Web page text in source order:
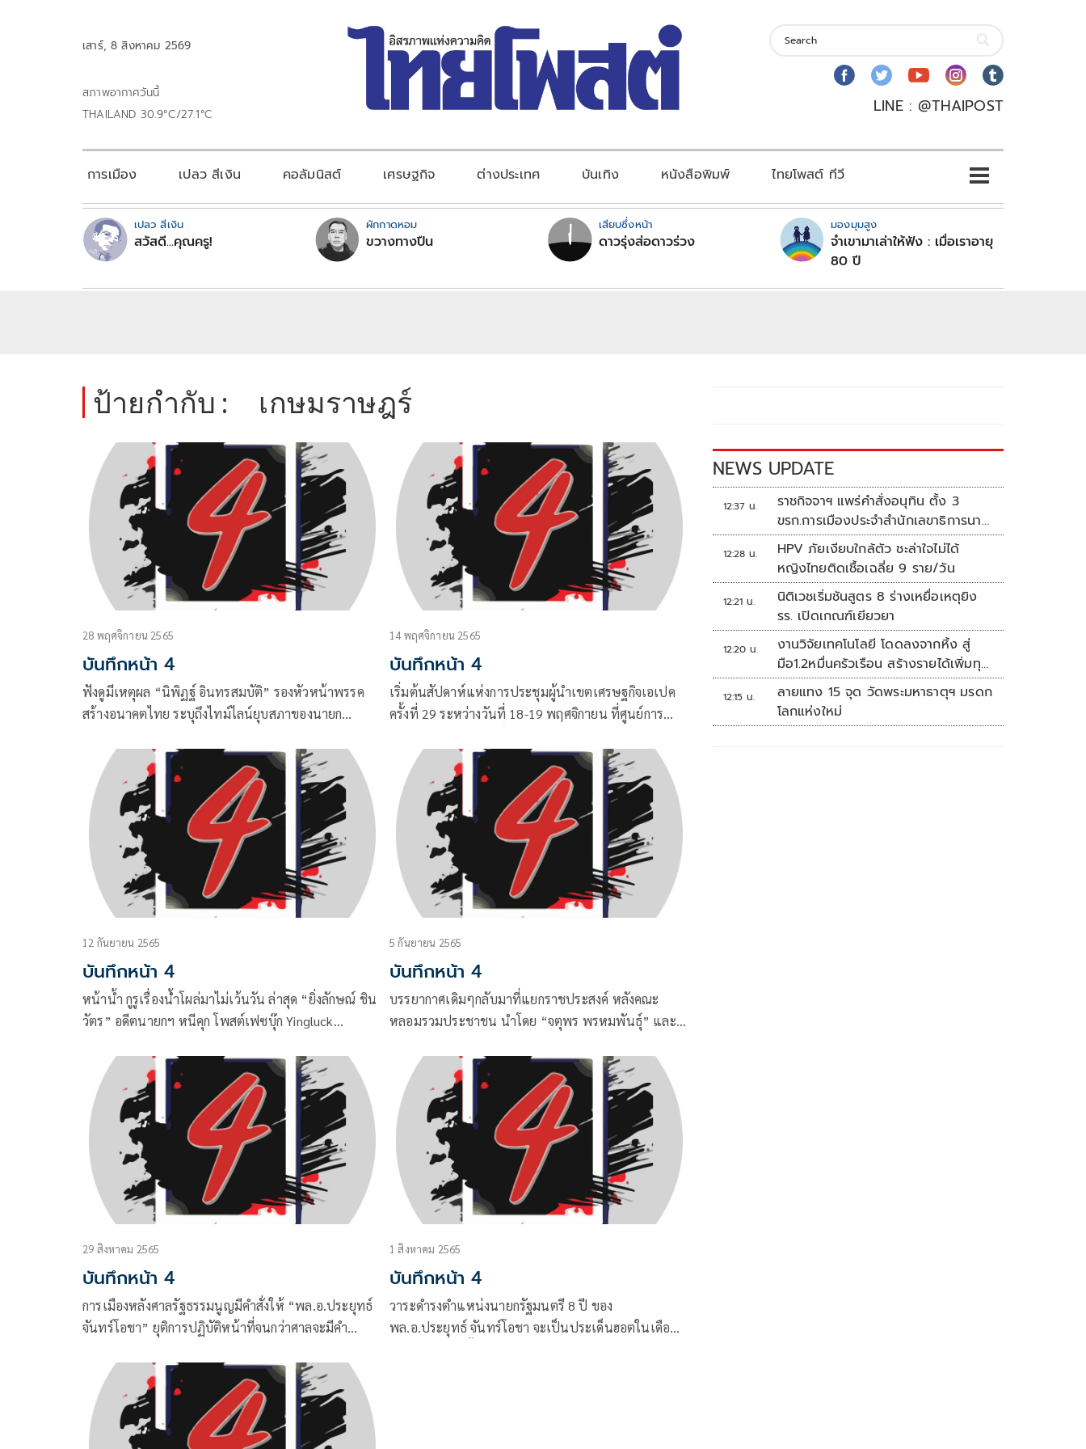
เสาร์, 8 สิงหาคม 2569
สภาพอากาศวันนี้
THAILAND 30.9°C/27.1°C
LINE : @THAIPOST
การเมือง เปลว สีเงิน คอลัมนิสต์ เศรษฐกิจ ต่างประเทศ บันเทิง หนังสือพิมพ์ ไทยโพสต์ ทีวี
เปลว สีเงิน
สวัสดี...คุณครู!
ผักกาดหอม
ขวางทางปืน
เสียบซึ่งหน้า
ดาวรุ่งส่อดาวร่วง
มองมุมสูง
จำเขามาเล่าให้ฟัง : เมื่อเราอายุ
80 ปี
ป้ายกำกับ : เกษมราษฎร์
28 พฤศจิกายน 2565
บันทึกหน้า 4
ฟังดูมีเหตุผล “นิพิฏฐ์ อินทรสมบัติ” รองหัวหน้าพรรค
สร้างอนาคตไทย ระบุถึงไทม์ไลน์ยุบสภาของนายก
14 พฤศจิกายน 2565
บันทึกหน้า 4
เริ่มต้นสัปดาห์แห่งการประชุมผู้นำเขตเศรษฐกิจเอเปค
ครั้งที่ 29 ระหว่างวันที่ 18-19 พฤศจิกายน ที่ศูนย์การ
12 กันยายน 2565
บันทึกหน้า 4
หน้าน้ำ กูรูเรื่องน้่ำโผล่มาไม่เว้นวัน ล่าสุด “ยิ่งลักษณ์ ชิน
วัตร” อดีตนายกฯ หนีคุก โพสต์เฟซบุ๊ก Yingluck
ยังแม่น้ำบางปะกงและเจ้าพระยาแต่เนิ่นๆ
5 กันยายน 2565
บันทึกหน้า 4
บรรยากาศเดิมๆกลับมาที่แยกราชประสงค์ หลังคณะ
หลอมรวมประชาชน นำโดย “จตุพร พรหมพันธุ์” และ
“หยุดอำนาจ 3 ป.
29 สิงหาคม 2565
บันทึกหน้า 4
การเมืองหลังศาลรัฐธรรมนูญมีคำสั่งให้ “พล.อ.ประยุทธ์
จันทร์โอชา” ยุติการปฏิบัติหน้าที่จนกว่าศาลจะมีคำ
1 สิงหาคม 2565
บันทึกหน้า 4
วาระดำรงตำแหน่งนายกรัฐมนตรี 8 ปี ของ
พล.อ.ประยุทธ์ จันทร์โอชา จะเป็นประเด็นฮอตในเดือน
NEWS UPDATE
12:37 น.
ราชกิจจาฯ แพร่คำสั่งอนุทิน ตั้ง 3
ขรก.การเมืองประจำสำนักเลขาธิการนา
ยกฯ
12:28 น.
HPV ภัยเงียบใกล้ตัว ชะล่าใจไม่ได้
หญิงไทยติดเชื้อเฉลี่ย 9 ราย/วัน
12:21 น.
นิติเวชเริ่มชันสูตร 8 ร่างเหยื่อเหตุยิง
รร. เปิดเกณฑ์เยียวยา
12:20 น.
งานวิจัยเทคโนโลยี โดดลงจากหิ้ง สู่
มือ1.2หมื่นครัวเรือน สร้างรายได้เพิ่มทุก
เดือน
12:15 น.
ลายแทง 15 จุด วัดพระมหาธาตุฯ มรดก
โลกแห่งใหม่